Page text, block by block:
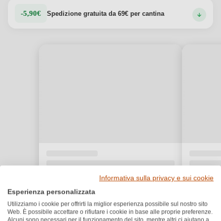
-5,90€ Spedizione gratuita da 69€ per cantina
Informativa sulla privacy e sui cookie
Esperienza personalizzata
Utilizziamo i cookie per offrirti la miglior esperienza possibile sul nostro sito
Web. È possibile accettare o rifiutare i cookie in base alle proprie preferenze.
Alcuni sono necessari per il funzionamento del sito, mentre altri ci aiutano a